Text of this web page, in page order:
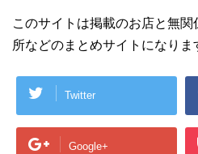
このサイトは掲載のお店と無
所などのまとめサイトになりま
Twitter
Google+